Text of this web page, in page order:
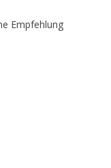
Empfehlung